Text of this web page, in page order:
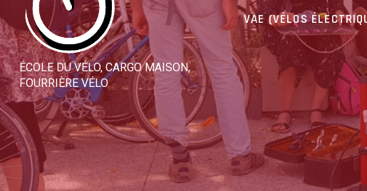
ÉCOLE DU VÉLO, CARGO MAISON,
FOURRIÈRE VÉLO
VAE (VÉLOS